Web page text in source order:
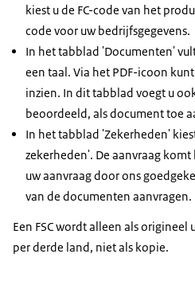
kiest u de FC-code van het
code voor uw bedrijfsgegevens.
In het tabblad 'Documenten'
een taal. Via het PDF-icoon
inzien. In dit tabblad voegt u
beoordeeld, als document toe
In het tabblad 'Zekerheden'
zekerheden'. De aanvraag
uw aanvraag door ons
van de documenten aanvragen.
Een FSC wordt alleen als
per derde land, niet als kopie.